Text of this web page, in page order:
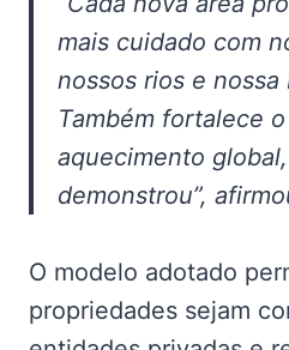
mais cuidado com
nossos rios e
Também fortalece
aquecimento
demonstrou”,
O modelo adotado
propriedades sejam